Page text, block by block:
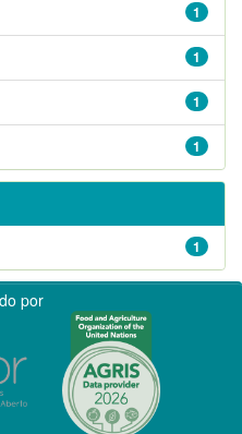
1
1
1
1
1
por